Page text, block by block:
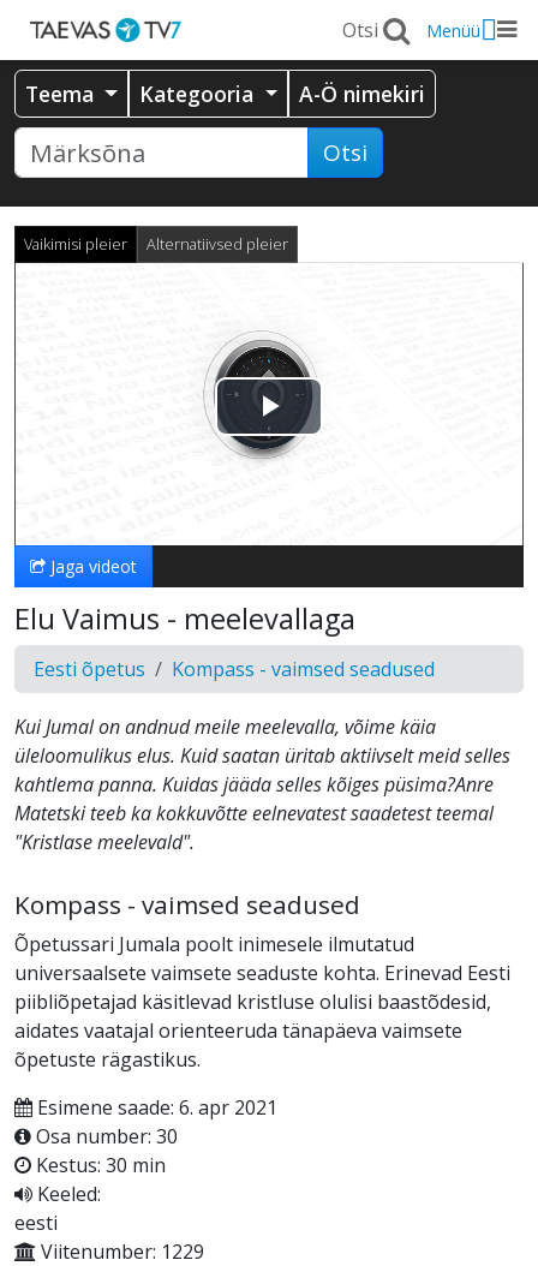
Menüü
Teema Kategooria A-Ö nimekiri
Otsi
Vaikimisi pleier Alternatiivsed pleier
Esita
Jaga videot
Elu Vaimus - meelevallaga
Eesti õpetus Kompass - vaimsed seadused
Kui Jumal on andnud meile meelevalla, võime käia
üleloomulikus elus. Kuid saatan üritab aktiivselt meid selles
kahtlema panna. Kuidas jääda selles kõiges püsima?Anre
Matetski teeb ka kokkuvõtte eelnevatest saadetest teemal
"Kristlase meelevald".
Kompass - vaimsed seadused
Õpetussari Jumala poolt inimesele ilmutatud
universaalsete vaimsete seaduste kohta. Erinevad Eesti
piibliõpetajad käsitlevad kristluse olulisi baastõdesid,
aidates vaatajal orienteeruda tänapäeva vaimsete
õpetuste rägastikus.
Esimene saade: 6. apr 2021
Osa number: 30
Kestus: 30 min
Keeled:
eesti
Viitenumber: 1229